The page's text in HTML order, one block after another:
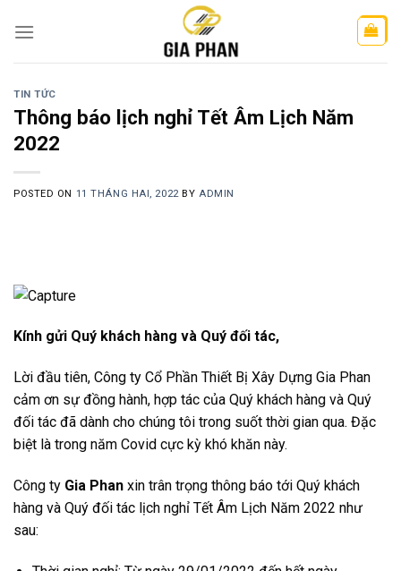
TIN TỨC
Thông báo lịch nghỉ Tết Âm Lịch Năm
2022
POSTED ON 11 THÁNG HAI, 2022 BY ADMIN
Kính gửi Quý khách hàng và Quý đối tác,
Lời đầu tiên, Công ty Cổ Phần Thiết Bị Xây Dựng Gia Phan
cảm ơn sự đồng hành, hợp tác của Quý khách hàng và Quý
đối tác đã dành cho chúng tôi trong suốt thời gian qua. Đặc
biệt là trong năm Covid cực kỳ khó khăn này.
Công ty Gia Phan xin trân trọng thông báo tới Quý khách
hàng và Quý đối tác lịch nghỉ Tết Âm Lịch Năm 2022 như
sau: